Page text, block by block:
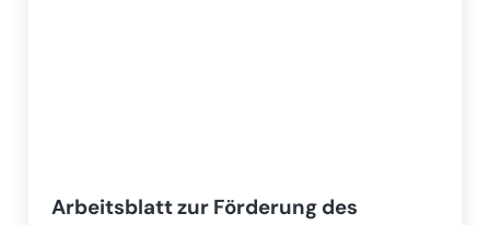
Arbeitsblatt zur Förderung des